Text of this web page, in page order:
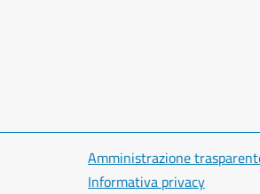
Amministrazione
Informativa privacy